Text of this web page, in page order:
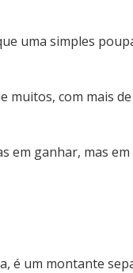
uma simples
muitos, com mais
em ganhar, mas em
é um montante